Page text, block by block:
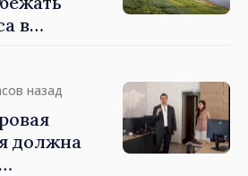
в
назад
должна